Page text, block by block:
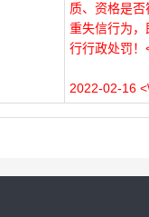
质、资格是
重失信行为
行行政处罚！
2022-02-16